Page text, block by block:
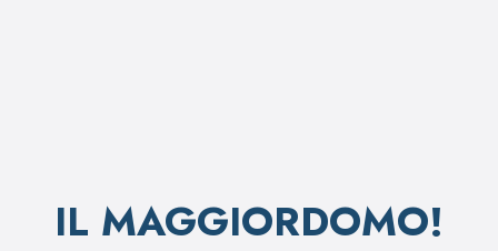
IL MAGGIORDOMO!